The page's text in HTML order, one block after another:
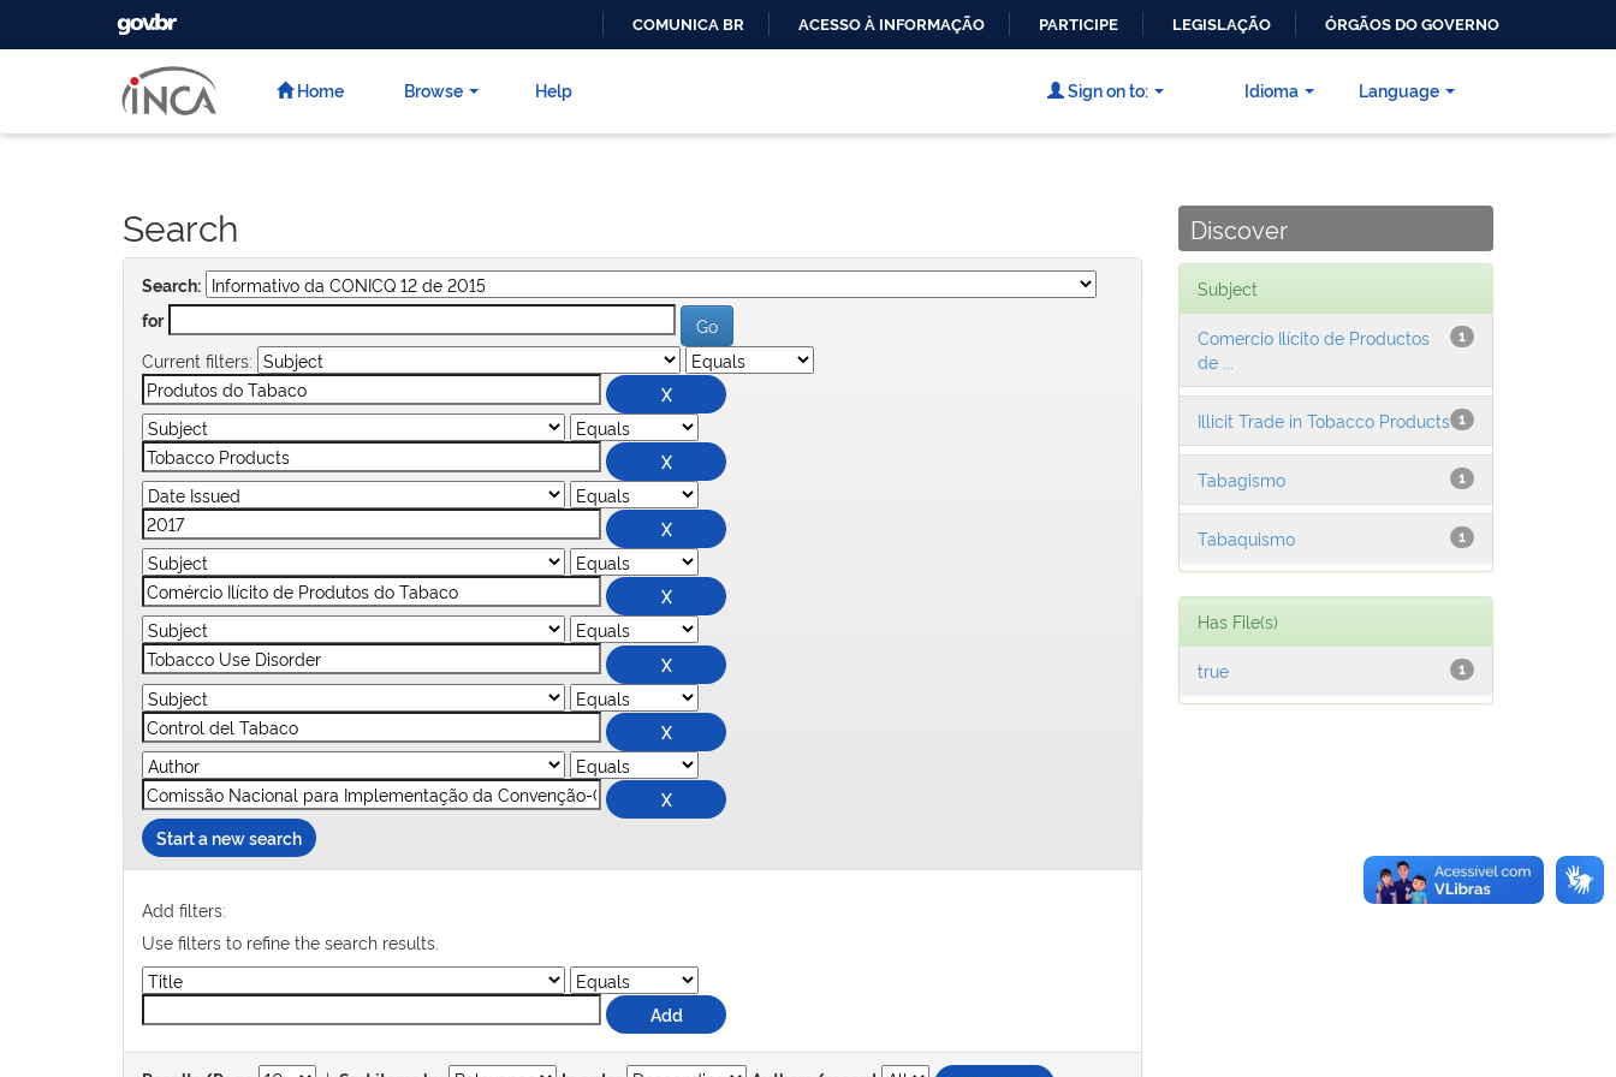
CONTEÚDO
GOVBR
COMUNICA BR ACESSO À INFORMAÇÃO PARTICIPE LEGISLAÇÃO ÓRGÃOS DO GOVERNO
Home Browse Help Language
Sign on to: Idioma
Search
Search:
for
Current filters:
Start a new search
Add filters:
Use filters to refine the search results.
Discover
Subject
1
Comercio Ilícito de Productos
de ...
1
Illicit Trade in Tobacco Products
1
Tabagismo
1
Tabaquismo
Has File(s)
1
true